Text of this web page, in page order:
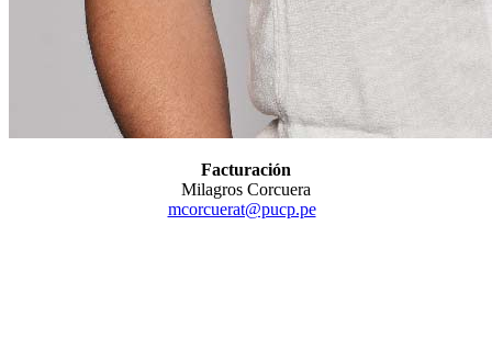
Facturación
Milagros Corcuera
mcorcuerat@pucp.pe